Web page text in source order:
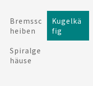
Bremssc
heiben
Kugelkä
fig
Spiralge
häuse